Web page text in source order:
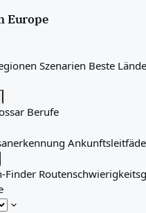
Europe
Szenarien Beste
Berufe
Finder